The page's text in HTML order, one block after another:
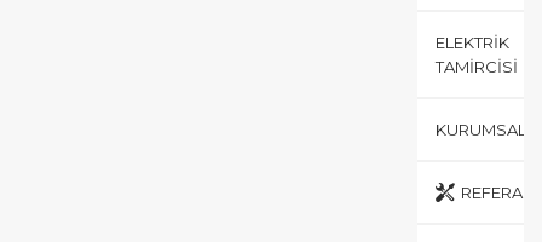
ELEKTRIK
TAMIRCISI
KURUMSAL